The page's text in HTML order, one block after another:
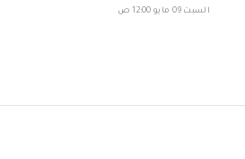
السبت 09 مايو 12:00 ص